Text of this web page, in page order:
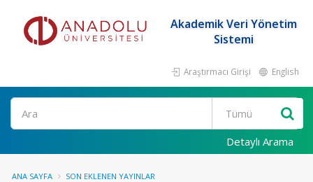
Akademik Veri Yönetim
Sistemi
Araştırmacı Girişi English
Ara
Detaylı Arama
ANA SAYFA SON EKLENEN YAYINLAR